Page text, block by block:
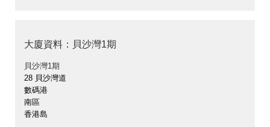
大廈資料：貝沙灣1期
貝沙灣1期
28 貝沙灣道
數碼港
南區
香港島